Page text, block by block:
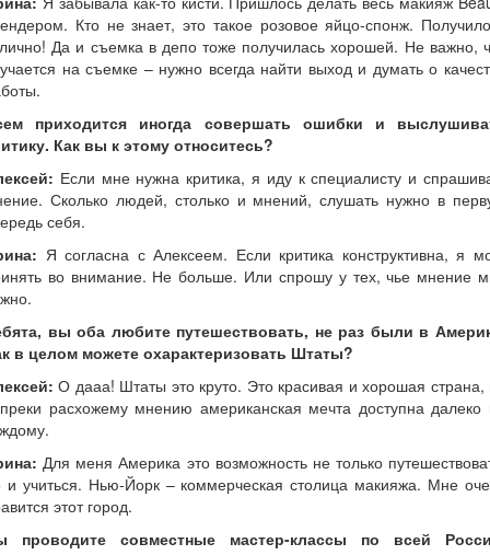
Кто не знает, это такое розовое яйцо-спонж.
Да и съемка в депо тоже получилась хорошей. Не важно,
на съемке – нужно всегда найти выход и думать о
приходится иногда совершать ошибки и
Как вы к этому относитесь?
Если мне нужна критика, я иду к специалисту и
Сколько людей, столько и мнений, слушать нужно в
себя.
Я согласна с Алексеем. Если критика конструктивна, я
во внимание. Не больше. Или спрошу у тех, чье мнение
вы оба любите путешествовать, не раз были в
в целом можете охарактеризовать Штаты?
О дааа! Штаты это круто. Это красивая и хорошая страна,
расхожему мнению американская мечта доступна далеко
Для меня Америка это возможность не только
и учиться. Нью-Йорк – коммерческая столица макияжа. Мне
этот город.
проводите совместные мастер-классы по всей